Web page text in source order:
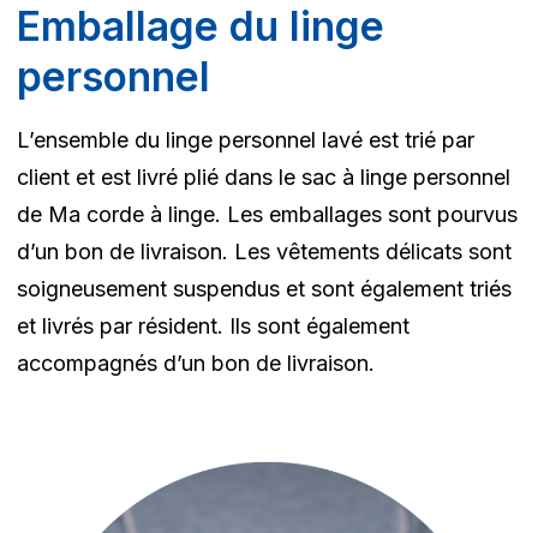
Emballage du linge
personnel
L’ensemble du linge personnel lavé est trié par
client et est livré plié dans le sac à linge personnel
de Ma corde à linge. Les emballages sont pourvus
d’un bon de livraison. Les vêtements délicats sont
soigneusement suspendus et sont également triés
et livrés par résident. Ils sont également
accompagnés d’un bon de livraison.